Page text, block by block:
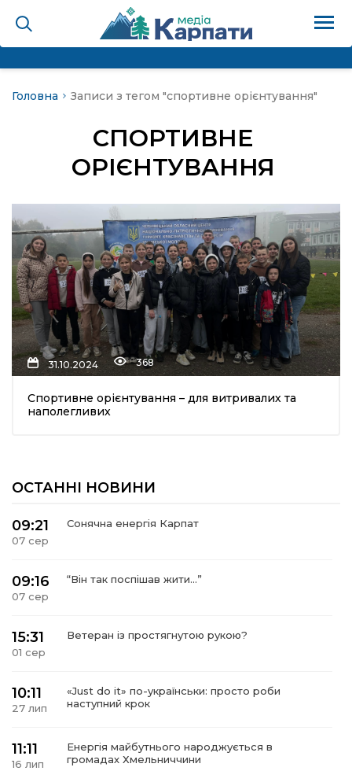
голос гірського
холєра, шо вповідає
голос гірського краю
та контакти
Головна Записи з тегом "спортивне орієнтування"
СПОРТИВНЕ
ОРІЄНТУВАННЯ
31.10.2024 368
Спортивне орієнтування – для витривалих та
наполегливих
ОСТАННІ НОВИНИ
09:21
07 сер
Сонячна енергія Карпат
09:16
07 сер
“Він так поспішав жити…”
15:31
01 сер
Ветеран із простягнутою рукою?
10:11
27 лип
«Just do it» по-українськи: просто роби
наступний крок
11:11
16 лип
Енергія майбутнього народжується в
громадах Хмельниччини